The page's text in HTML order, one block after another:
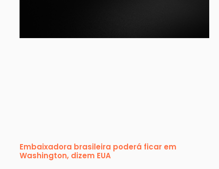
Embaixadora brasileira poderá ficar em
Washington, dizem EUA